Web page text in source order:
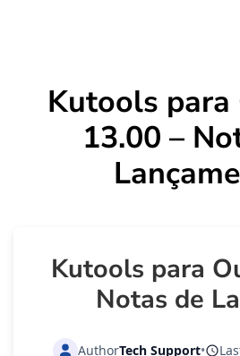
Kutools
13.00 –
Kutools para
Notas de
AuthorTech Support•